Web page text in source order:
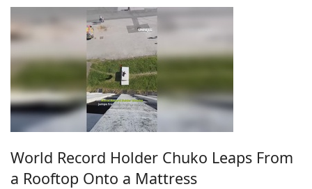
World Record Holder Chuko Leaps From
a Rooftop Onto a Mattress